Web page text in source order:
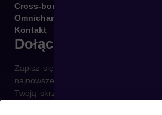
Cross-border
Omnichannel
Kontakt
Dołącz do newslettera
Zapisz się do naszego newslettera i
najnowsze informacje ze świata e-
Twoją skrzynkę.